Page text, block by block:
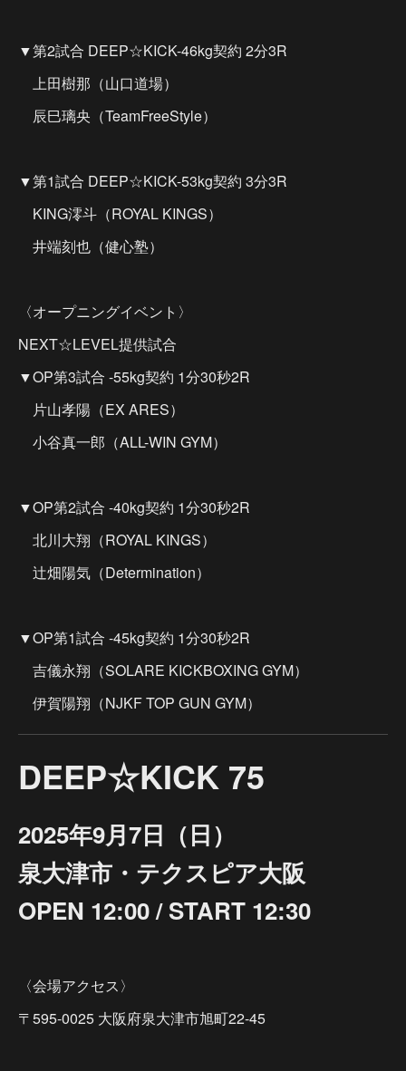
▼第2試合 DEEP☆KICK-46kg契約 2分3R
上田樹那（山口道場）
辰巳璃央（TeamFreeStyle）
▼第1試合 DEEP☆KICK-53kg契約 3分3R
KING澪斗（ROYAL KINGS）
井端刻也（健心塾）
〈オープニングイベント〉
NEXT☆LEVEL提供試合
▼OP第3試合 -55kg契約 1分30秒2R
片山孝陽（EX ARES）
小谷真一郎（ALL-WIN GYM）
▼OP第2試合 -40kg契約 1分30秒2R
北川大翔（ROYAL KINGS）
辻畑陽気（Determination）
▼OP第1試合 -45kg契約 1分30秒2R
吉儀永翔（SOLARE KICKBOXING GYM）
伊賀陽翔（NJKF TOP GUN GYM）
DEEP☆KICK 75
2025年9月7日（日）
泉大津市・テクスピア大阪
OPEN 12:00 / START 12:30
〈会場アクセス〉
〒595-0025 大阪府泉大津市旭町22-45